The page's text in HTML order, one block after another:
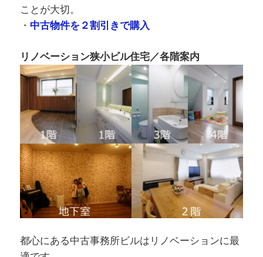
ことが大切。
・ 中古物件を２割引きで購入
リノベーション狭小ビル住宅／各階案内
都心にある中古事務所ビルはリノベーションに最